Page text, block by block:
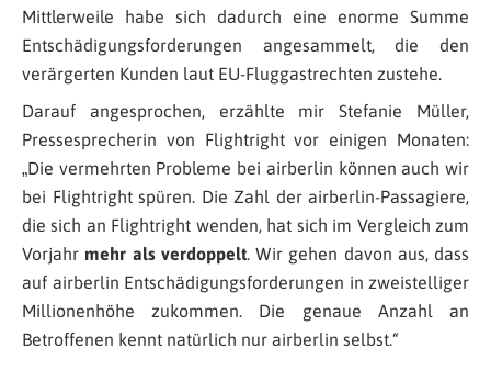
Mittlerweile habe sich dadurch eine enorme Summe
Entschädigungsforderungen angesammelt, die den
verärgerten Kunden laut EU-Fluggastrechten zustehe.
Darauf angesprochen, erzählte mir Stefanie Müller,
Pressesprecherin von Flightright vor einigen Monaten:
„Die vermehrten Probleme bei airberlin können auch wir
bei Flightright spüren. Die Zahl der airberlin-Passagiere,
die sich an Flightright wenden, hat sich im Vergleich zum
Vorjahrmehr als verdoppelt. Wir gehen davon aus, dass
auf airberlin Entschädigungsforderungen in zweistelliger
Millionenhöhe zukommen. Die genaue Anzahl an
Betroffenen kennt natürlich nur airberlin selbst.“